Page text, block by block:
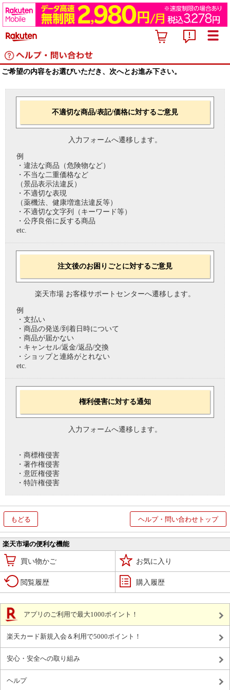
ご希望の内容をお選びいただき、次へとお進み下さい。
不適切な商品/表記/価格に対するご意見
入力フォームへ遷移します。
例
・違法な商品（危険物など）
・不当な二重価格など
（景品表示法違反）
・不適切な表現
（薬機法、健康増進法違反等）
・不適切な文字列（キーワード等）
・公序良俗に反する商品
etc.
注文後のお困りごとに対するご意見
楽天市場 お客様サポートセンターへ遷移します。
例
・支払い
・商品の発送/到着日時について
・商品が届かない
・キャンセル/返金/返品/交換
・ショップと連絡がとれない
etc.
権利侵害に対する通知
入力フォームへ遷移します。
・商標権侵害
・著作権侵害
・意匠権侵害
・特許権侵害
もどる ヘルプ・問い合わせトップ
楽天市場の便利な機能
買い物かご お気に入り
閲覧履歴 購入履歴
アプリのご利用で最大1000ポイント！
楽天カード新規入会＆利用で5000ポイント！
安心・安全への取り組み
ヘルプ